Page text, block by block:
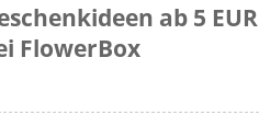
ab 5 EUR
FlowerBox